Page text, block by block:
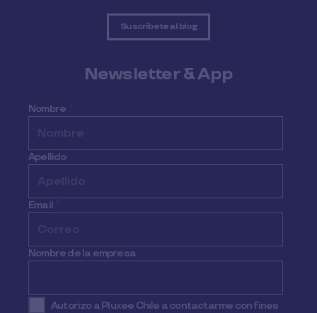
Suscríbete al blog
Newsletter & App
Nombre *
Apellido
Email *
Nombre de la empresa
Autorizo a Pluxee Chile a contactarme con fines